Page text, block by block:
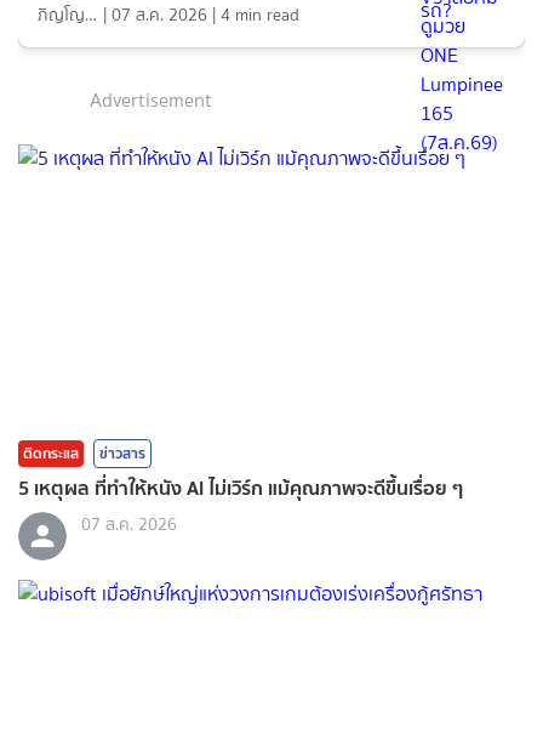
ภิญโญ ส่องแสง |07 ส.ค. 2026 |4 min read
Advertisement
ติดกระแส ข่าวสาร
5 เหตุผล ที่ทำให้หนัง AI ไม่เวิร์ก แม้คุณภาพจะดีขึ้นเรื่อย ๆ
07 ส.ค. 2026